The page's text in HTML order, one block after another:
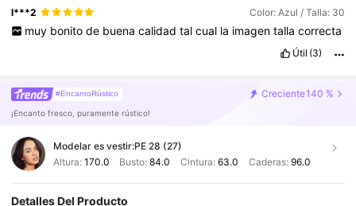
l***2 Color: Azul / Talla: 30
muy bonito de buena calidad tal cual la imagen talla correcta
Útil (3)
#EncantoRústico Creciente140 %
¡Encanto fresco, puramente rústico!
Modelar es vestir:PE 28 (27)
Altura: 170.0 Busto:84.0 Cintura: 63.0 Caderas: 96.0
Detalles Del Producto